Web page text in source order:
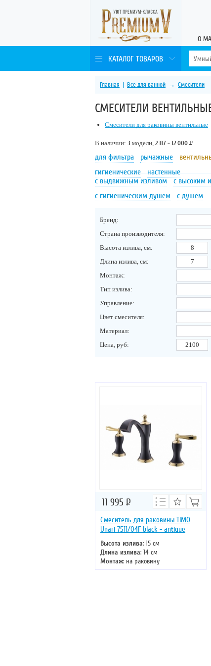
О
КАТАЛОГ ТОВАРОВ
Главная | Все для ванной → Смесители
СМЕСИТЕЛИ
Смесители для раковины вентильные
В наличии: 3 модели, 2 117 - 12 000 Р
для фильтра рычажные
гигиенические
настенные
с выдвижным изливом
с высоким
с гигиеническим душем
с душем
Бренд:
Страна производителя:
Высота излива, см:
Длина излива, см:
Монтаж:
Тип излива:
Управление:
Цвет смесителя:
Материал:
Цена, руб:
Смеситель для раковины TIMO
Unari 7511/04F black - antique
Высота излива: 15 см
Длина излива: 14 см
Монтаж: на раковину
Тип излива: литой
11 995 Р